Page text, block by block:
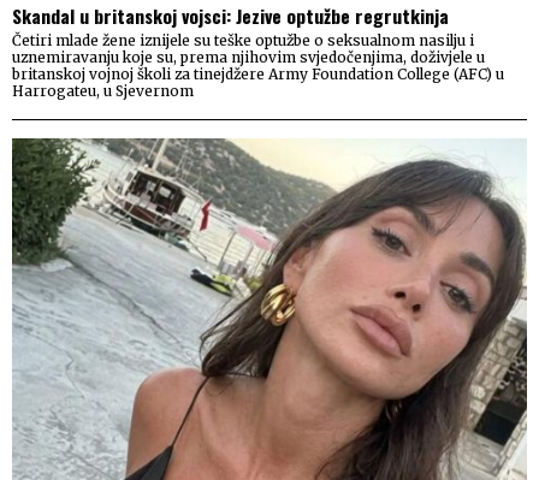
Skandal u britanskoj vojsci: Jezive optužbe regrutkinja
Četiri mlade žene iznijele su teške optužbe o seksualnom nasilju i
uznemiravanju koje su, prema njihovim svjedočenjima, doživjele u
britanskoj vojnoj školi za tinejdžere Army Foundation College (AFC) u
Harrogateu, u Sjevernom